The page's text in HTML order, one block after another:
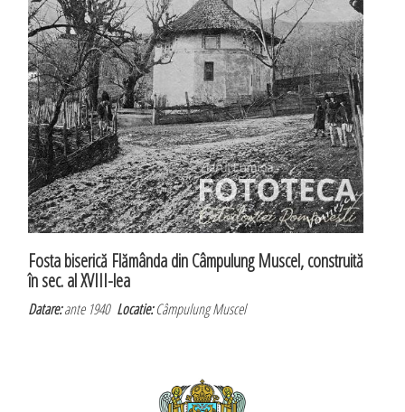
Fosta biserică Flămânda din Câmpulung Muscel, construită
în sec. al XVIII-lea
Datare:ante 1940Locatie:Câmpulung Muscel